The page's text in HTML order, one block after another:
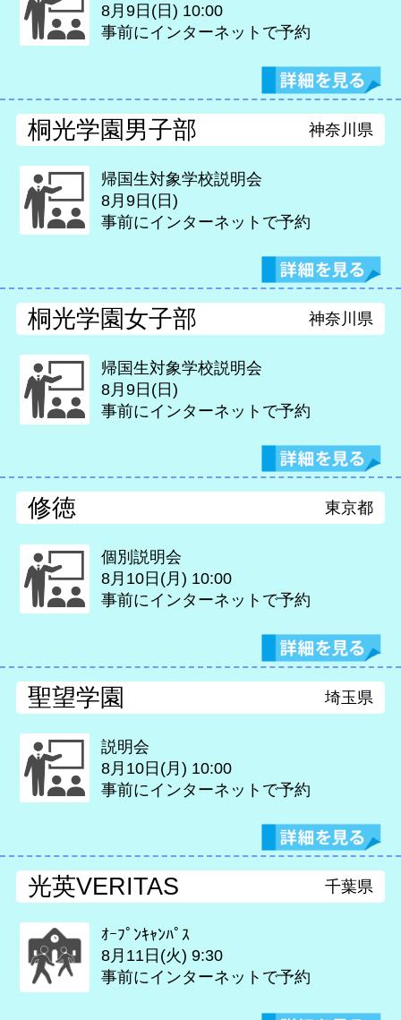
8月9日(日) 10:00
事前にインターネットで予約
桐光学園男子部 神奈川県
帰国生対象学校説明会
8月9日(日)
事前にインターネットで予約
桐光学園女子部 神奈川県
帰国生対象学校説明会
8月9日(日)
事前にインターネットで予約
修徳 東京都
個別説明会
8月10日(月) 10:00
事前にインターネットで予約
聖望学園 埼玉県
説明会
8月10日(月) 10:00
事前にインターネットで予約
光英VERITAS 千葉県
ｵｰﾌﾟﾝｷｬﾝﾊﾟｽ
8月11日(火)9:30
事前にインターネットで予約